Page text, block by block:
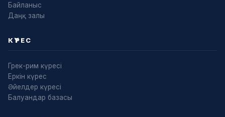
Байланыс
Даңқ залы
КҮРЕС
Грек-рим күресі
Еркін күрес
Әйелдер күресі
Балуандар базасы